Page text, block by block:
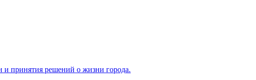
и принятия решений о жизни города.